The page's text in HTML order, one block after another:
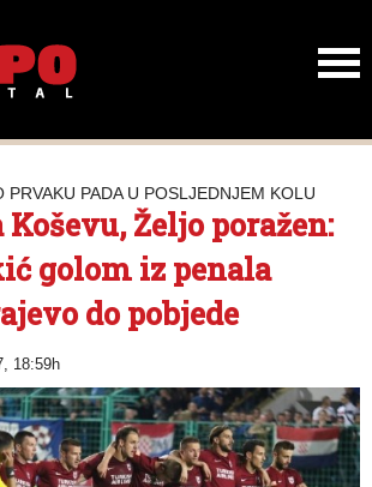
PRVAKU PADA U POSLJEDNJEM KOLU
Željo poražen:
golom iz penala
do pobjede
18:59h